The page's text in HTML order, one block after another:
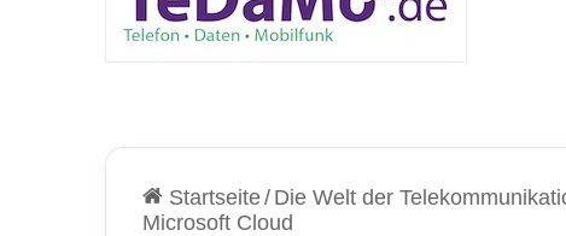
Startseite/ Die Welt der
Microsoft Cloud